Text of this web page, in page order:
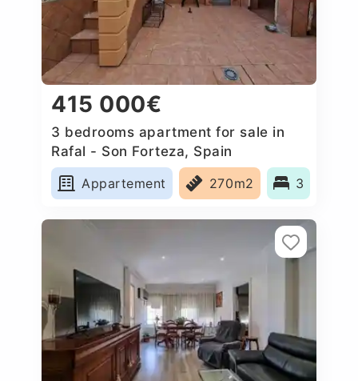
415 000€
3 bedrooms apartment for sale in
Rafal - Son Forteza, Spain
Appartement
270m2 3